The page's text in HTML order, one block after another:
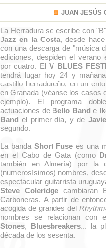
JUAN JESÚS
La Herradura se escribe con
Jazz en la Costa, desde
con una descarga de "música
ediciones, despiden el
por cuatro. ElV BLUES
tendrá lugar hoy 24 y
castillo herradureño, en un
en Granada (véanse los casos
ejemplo). El programa
actuaciones de Bello Band e
Band el primer día, y de
segundo.
La banda Short Fuse es una
en el Cabo de Gata (como
también en Almería) por la
(numerosísimos) nombres,
espectacular guitarrista
Steve Coleridge cambiaran
Carboneras. A partir de
acogida de grandes del
nombres se relacionan con
Stones, Bluesbreakers... la
década de los sesenta.